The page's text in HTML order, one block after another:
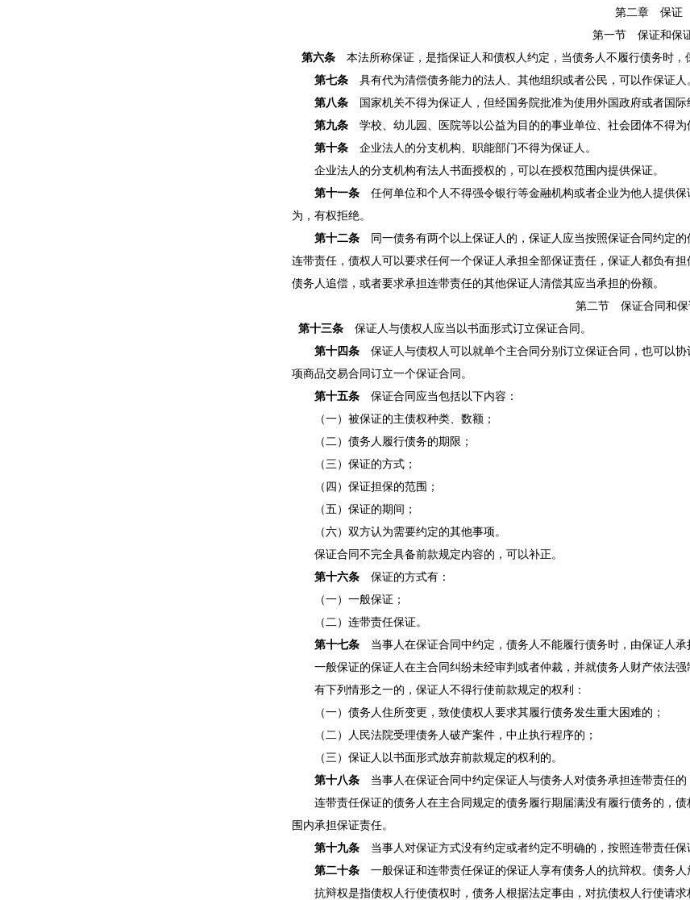
第二章 保证
第一节 保证和保
第六条 本法所称保证，是指保证人和债权人约定，当债务人不履行债务时，
第七条 具有代为清偿债务能力的法人、其他组织或者公民，可以作保证人
第八条 国家机关不得为保证人，但经国务院批准为使用外国政府或者国际
第九条 学校、幼儿园、医院等以公益为目的的事业单位、社会团体不得为
第十条 企业法人的分支机构、职能部门不得为保证人。
企业法人的分支机构有法人书面授权的，可以在授权范围内提供保证。
第十一条 任何单位和个人不得强令银行等金融机构或者企业为他人提供
为，有权拒绝。
第十二条 同一债务有两个以上保证人的，保证人应当按照保证合同约定
连带责任，债权人可以要求任何一个保证人承担全部保证责任，保证人都负有
债务人追偿，或者要求承担连带责任的其他保证人清偿其应当承担的份额。
第二节 保证合同和保
第十三条 保证人与债权人应当以书面形式订立保证合同。
第十四条 保证人与债权人可以就单个主合同分别订立保证合同，也可以
项商品交易合同订立一个保证合同。
第十五条 保证合同应当包括以下内容：
（一）被保证的主债权种类、数额；
（二）债务人履行债务的期限；
（三）保证的方式；
（四）保证担保的范围；
（五）保证的期间；
（六）双方认为需要约定的其他事项。
保证合同不完全具备前款规定内容的，可以补正。
第十六条 保证的方式有：
（一）一般保证；
（二）连带责任保证。
第十七条 当事人在保证合同中约定，债务人不能履行债务时，由保证人承
一般保证的保证人在主合同纠纷未经审判或者仲裁，并就债务人财产依法强
有下列情形之一的，保证人不得行使前款规定的权利：
（一）债务人住所变更，致使债权人要求其履行债务发生重大困难的；
（二）人民法院受理债务人破产案件，中止执行程序的；
（三）保证人以书面形式放弃前款规定的权利的。
第十八条 当事人在保证合同中约定保证人与债务人对债务承担连带责任的
连带责任保证的债务人在主合同规定的债务履行期届满没有履行债务的，债
围内承担保证责任。
第十九条 当事人对保证方式没有约定或者约定不明确的，按照连带责任保
第二十条 一般保证和连带责任保证的保证人享有债务人的抗辩权。债务人
抗辩权是指债权人行使债权时，债务人根据法定事由，对抗债权人行使请求